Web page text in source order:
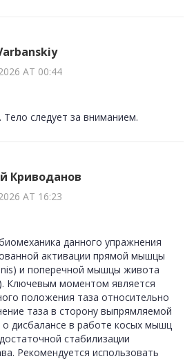
AT 00:44
следует за вниманием.
Криводанов
AT 16:23
данного упражнения
активации прямой мышцы
и поперечной мышцы живота
Ключевым моментом является
положения таза относительно
таза в сторону выпрямляемой
о дисбалансе в работе косых мышц
стабилизации
Рекомендуется использовать